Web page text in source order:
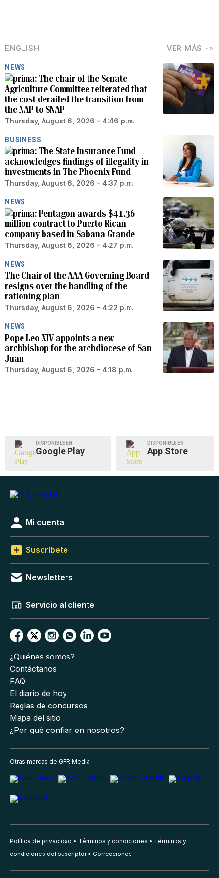
ENGLISH VER MÁS
NEWS
The chair of the Senate
Agriculture Committee reiterated that
the cost derailed the transition from
the NAP to SNAP
Thursday, August 6, 2026 - 4:46 p.m.
BUSINESS
The State Insurance Fund
acknowledges findings of illegality in
investments in The Phoenix Fund
Thursday, August 6, 2026 - 4:37 p.m.
NEWS
Pentagon awards $41.36
million contract to Puerto Rican
company based in Sabana Grande
Thursday, August 6, 2026 - 4:27 p.m.
NEWS
The Chair of the AAA Governing Board
resigns over the handling of the
rationing plan
Thursday, August 6, 2026 - 4:22 p.m.
NEWS
Pope Leo XIV appoints a new
archbishop for the archdiocese of San
Juan
Thursday, August 6, 2026 - 4:18 p.m.
DISPONIBLE EN
Google Play
DISPONIBLE EN
App Store
Mi cuenta
Suscríbete
Newsletters
Servicio al cliente
¿Quiénes somos?
Contáctanos
FAQ
El diario de hoy
Reglas de concursos
Mapa del sitio
¿Por qué confiar en nosotros?
Otras marcas de GFR Media
Política de privacidad Términos y condiciones
Términos y
condiciones del suscriptor
Correcciones